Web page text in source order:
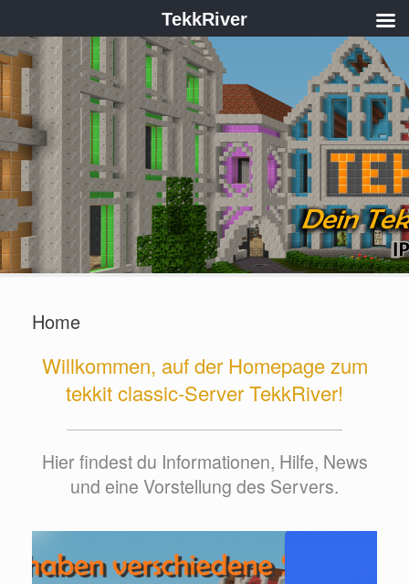
Home
Willkommen, auf der Homepage zum
tekkit classic-Server TekkRiver!
Hier findest du Informationen, Hilfe, News
und eine Vorstellung des Servers.
TekkRiver